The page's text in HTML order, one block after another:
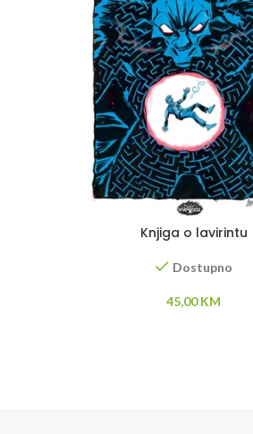
Knjiga o lavirintu
Dostupno
45,00KM